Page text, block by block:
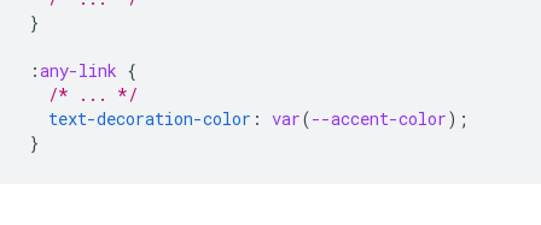
}
:any-link {
/* ... */
text-decoration-color : var(--accent-color);
}